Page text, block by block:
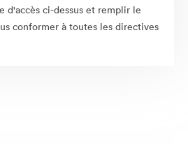
d'accès ci-dessus et remplir le
conformer à toutes les directives